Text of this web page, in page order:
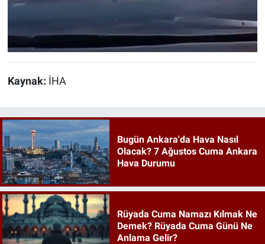
Kaynak: İHA
Bugün Ankara'da Hava Nasıl
Olacak? 7 Ağustos Cuma Ankara
Hava Durumu
Rüyada Cuma Namazı Kılmak Ne
Demek? Rüyada Cuma Günü Ne
Anlama Gelir?